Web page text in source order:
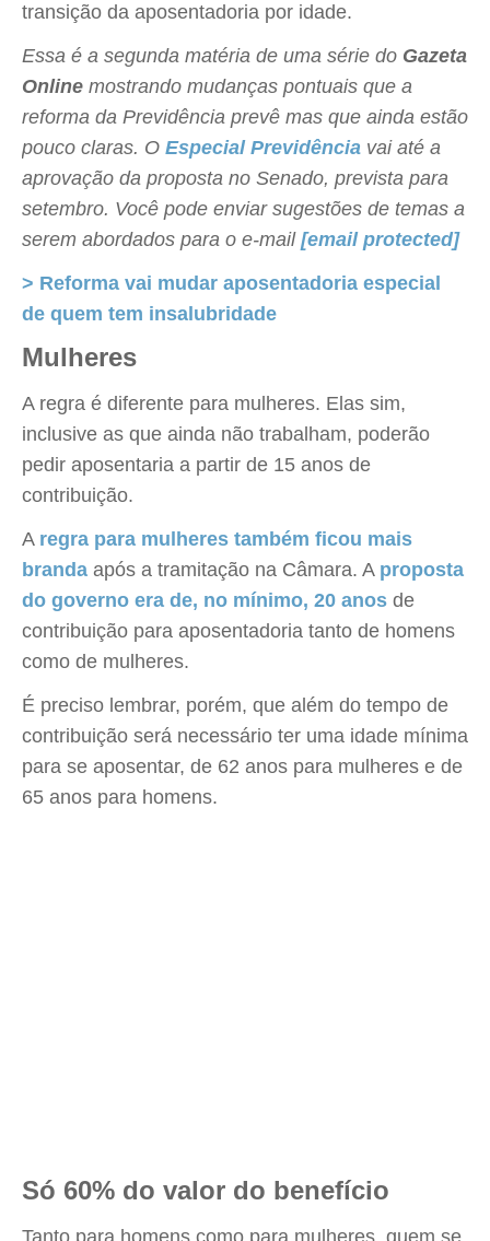
transição da aposentadoria por idade.
Essa é a segunda matéria de uma série do Gazeta
Online mostrando mudanças pontuais que a
reforma da Previdência prevê mas que ainda estão
pouco claras. O Especial Previdência vai até a
aprovação da proposta no Senado, prevista para
setembro. Você pode enviar sugestões de temas a
serem abordados para o e-mail [email protected]
> Reforma vai mudar aposentadoria especial
de quem tem insalubridade
Mulheres
A regra é diferente para mulheres. Elas sim,
inclusive as que ainda não trabalham, poderão
pedir aposentaria a partir de 15 anos de
contribuição.
A regra para mulheres também ficou mais
branda após a tramitação na Câmara. A proposta
do governo era de, no mínimo, 20 anos de
contribuição para aposentadoria tanto de homens
como de mulheres.
É preciso lembrar, porém, que além do tempo de
contribuição será necessário ter uma idade mínima
para se aposentar, de 62 anos para mulheres e de
65 anos para homens.
Só 60% do valor do benefício
Tanto para homens como para mulheres, quem se